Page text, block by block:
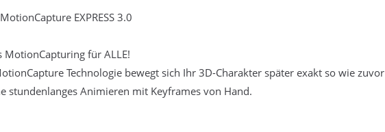
EXPRESS 3.0
MotionCapturing für ALLE!
Technologie bewegt sich Ihr 3D-Charakter später exakt so wie zuvor
stundenlanges Animieren mit Keyframes von Hand.